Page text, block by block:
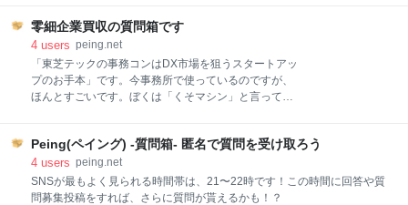
ースへの変換」という責務を超過しないかどうかで
す。2つのユースケースを続けて呼ばないと整合性が
保てない、2つのユースケースを呼ぶ間に分岐が発生
する、などの場合は変換の責務を超え、特定のユース
ケースを実現しようとしていると考えられるので、ユ
零細企業買収の質問箱です
4 users peing.net
「東芝テックの事務コンはDX市場を狙うスタートアッ
プのお手本」です。今事務所で使っているのですが、
ほんとすごいです。ぼくは「くそマシン」と言ってい
見積管理、在庫管理ができます。裾野の零細企業まで
市場を拡大することを見込むスタートアップにとって
はITツールの切り込み方のお手本だと思います。つま
り「パソコン、ネットを使わせない」という最高にユ
Peing(ペイング) -質問箱- 匿名で質問を受け取ろう
4 users peing.net
SNSが最もよく見られる時間帯は、21〜22時です！この時間に回答や質
問募集投稿をすれば、さらに質問が貰えるかも！？